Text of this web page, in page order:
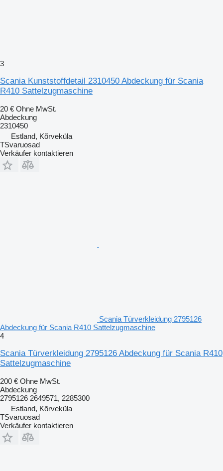
3
Scania Kunststoffdetail 2310450 Abdeckung für Scania
R410 Sattelzugmaschine
20 € Ohne MwSt.
Abdeckung
2310450
Estland, Kõrveküla
TSvaruosad
Verkäufer kontaktieren
Scania Türverkleidung 2795126
Abdeckung für Scania R410 Sattelzugmaschine
4
Scania Türverkleidung 2795126 Abdeckung für Scania R410
Sattelzugmaschine
200 € Ohne MwSt.
Abdeckung
2795126 2649571, 2285300
Estland, Kõrveküla
TSvaruosad
Verkäufer kontaktieren